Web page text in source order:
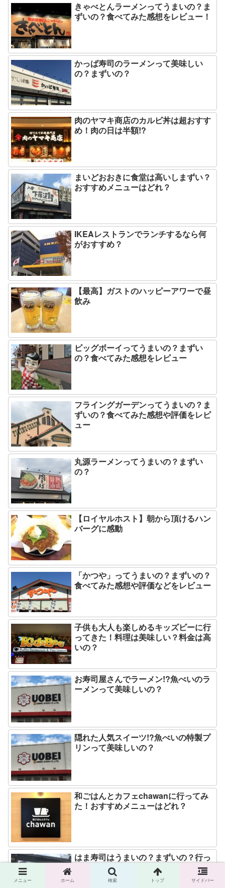
きゃべとんラーメンってうまいの？ま
ずいの？食べてみた感想をレビュー！
かっぱ寿司のラーメンって美味しい
の？まずいの？
肉のヤマキ商店のカルビ丼は超おすす
め！肉の日は半額!?
まいどおおきに食堂は高いしまずい？
おすすめメニューはどれ？
IKEAレストランでランチするなら何
がおすすめ？
【最高】ガストのハッピーアワーで昼
飲み
ビッグボーイってうまいの？まずい
の？食べてみた感想をレビュー
フライングガーデンってうまいの？ま
ずいの？食べてみた感想や評価をレビ
ュー
丸源ラーメンってうまいの？まずい
の？
【ロイヤルホスト】朝から頂けるハン
バーグに感動
「かつや」ってうまいの？まずいの？
食べてみた感想や評価などをレビュー
子供も大人も楽しめるキッズビーに行
ってきた！料理は美味しい？料金は高
いの？
お寿司屋さんでラーメン!?魚べいのラ
ーメンって美味しいの？
隠れた人気スイーツ!?魚べいの特製プ
リンって美味しいの？
和ごはんとカフェchawanに行ってみ
た！おすすめメニューはどれ？
はま寿司はうまいの？まずいの？行っ
てみた感想は？
メニュー ホーム 検索 トップ サイドバー